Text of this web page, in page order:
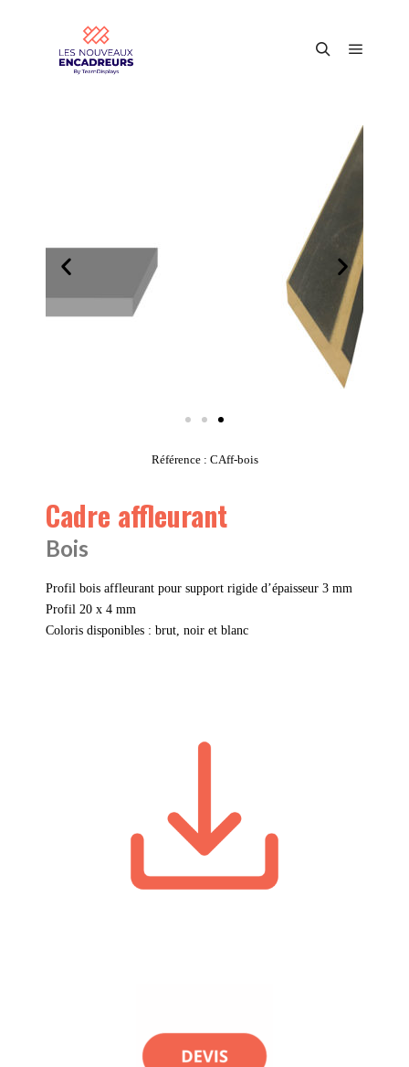
Référence : CAff-bois
Cadre affleurant
Bois
Profil bois affleurant pour support rigide d’épaisseur 3 mm
Profil 20 x 4 mm
Coloris disponibles : brut, noir et blanc